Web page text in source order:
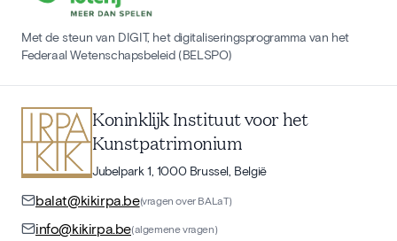
Met de steun van DIGIT, het digitaliseringsprogramma van het
Federaal Wetenschapsbeleid (BELSPO)
Koninklijk Instituut voor het
Kunstpatrimonium
Jubelpark 1, 1000 Brussel, België
balat@kikirpa.be(vragen over BALaT)
info@kikirpa.be(algemene vragen)